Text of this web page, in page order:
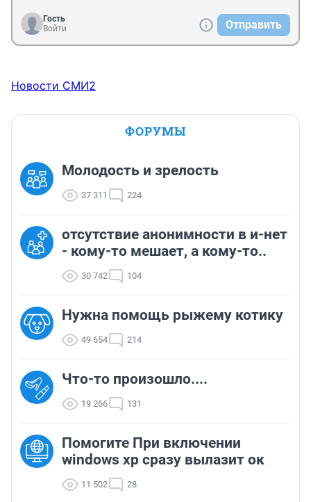
Гость
Войти
Отправить
Новости СМИ2
ФОРУМЫ
Молодость и зрелость
37 311 224
отсутствие анонимности в и-нет
- кому-то мешает, а кому-то..
30 742 104
Нужна помощь рыжему котику
49 654 214
Что-то произошло....
19 266 131
Помогите При включении
windows xp сразу вылазит ок
11 502 28